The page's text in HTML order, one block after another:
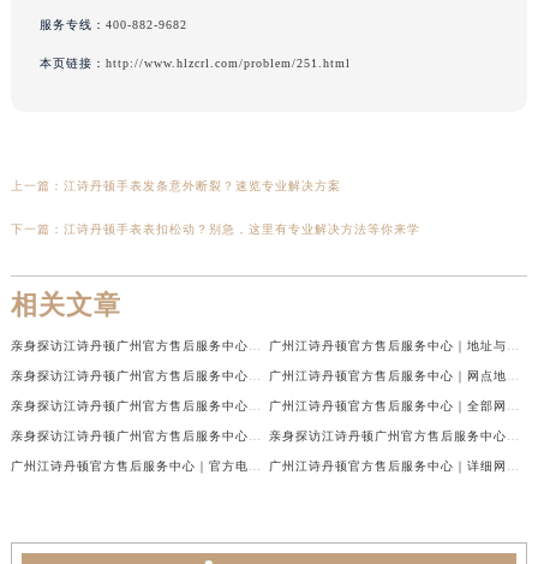
服务专线： 400-882-9682
本页链接： http://www.hlzcrl.com/problem/251.html
上一篇： 江诗丹顿手表发条意外断裂？速览专业解决方案
下一篇： 江诗丹顿手表表扣松动？别急，这里有专业解决方法等你来学
相关文章
亲身探访江诗丹顿广州官方售后服务中心｜最新网点地址及热线（2026年7月最新） 广州江诗丹顿官方售后服务中心｜地址与官方电话权威信息公示（2026年7月最新）
亲身探访江诗丹顿广州官方售后服务中心｜热线电话与网点地址（2026年7月最新） 广州江诗丹顿官方售后服务中心｜网点地址与热线权威信息公示（2026年7月最新）
亲身探访江诗丹顿广州官方售后服务中心｜官方电话和维修地址（2026年7月最新） 广州江诗丹顿官方售后服务中心｜全部网点地址及24小时热线权威信息公示（2026年6月最新）
亲身探访江诗丹顿广州官方售后服务中心｜全新地址及服务热线（2026年6月最新） 亲身探访江诗丹顿广州官方售后服务中心｜全新服务热线及门店地址（2026年6月最新）
广州江诗丹顿官方售后服务中心｜官方电话及服务网点地址权威信息公示（2026年6月最新） 广州江诗丹顿官方售后服务中心｜详细网点地址与售后热线权威信息公示（2026年6月最新）